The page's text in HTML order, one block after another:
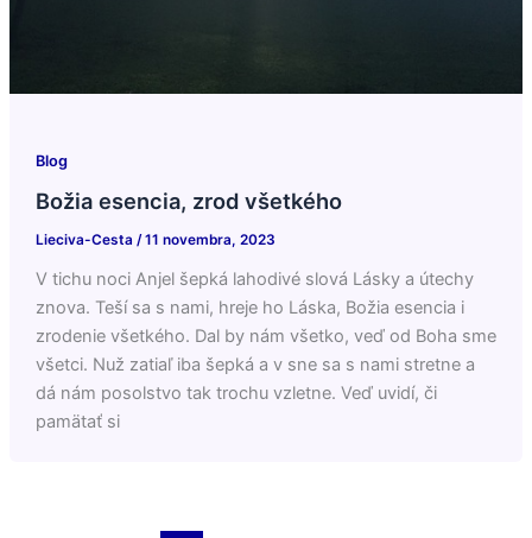
Blog
Božia esencia, zrod všetkého
Lieciva-Cesta /11 novembra, 2023
V tichu noci Anjel šepká lahodivé slová Lásky a útechy
znova. Teší sa s nami, hreje ho Láska, Božia esencia i
zrodenie všetkého. Dal by nám všetko, veď od Boha sme
všetci. Nuž zatiaľ iba šepká a v sne sa s nami stretne a
dá nám posolstvo tak trochu vzletne. Veď uvidí, či
pamätať si